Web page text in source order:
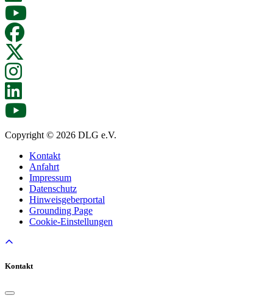
Copyright © 2026 DLG e.V.
Kontakt
Anfahrt
Impressum
Datenschutz
Hinweisgeberportal
Grounding Page
Cookie-Einstellungen
Kontakt